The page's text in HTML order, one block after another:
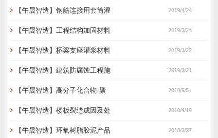
【午晟智造】钢筋连接用套筒灌 2019/4/24
【午晟智造】工程结构加固材料 2019/3/24
【午晟智造】桥梁支座灌浆材料 2019/3/22
【午晟智造】建筑防腐蚀工程施 2019/3/21
【午晟智造】高分子化合物-聚 2018/5/5
【午晟智造】楼板裂缝成因及处 2018/4/19
【午晟智造】环氧树脂胶泥产品 2018/3/27